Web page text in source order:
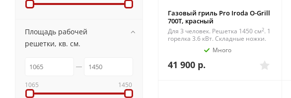
Газовый гриль Pro Iroda O-Grill
700T, красный
Для 3 человек. Решетка 1450 см2. 1
горелка 3.6 кВт. Складные ножки.
Много
41 900 р.
Площадь рабочей
решетки, кв. см.
1065 1450